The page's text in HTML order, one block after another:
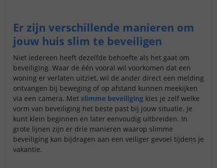
Er zijn verschillende manieren om
jouw huis slim te beveiligen
Niet iedereen heeft dezelfde behoefte als het gaat om
beveiliging. Waar de één vooral wil voorkomen dat een
woning er verlaten uitziet, wil de ander direct een melding
ontvangen bij beweging of op afstand kunnen meekijken
via een camera. Met slimme beveiliging kies je zelf welke
vorm van beveiliging het beste past bij jouw situatie. Je
kunt klein beginnen en later eenvoudig uitbreiden. In
grote lijnen zijn er drie manieren waarop slimme
beveiliging kan bijdragen aan een veiliger gevoel tijdens je
vakantie.